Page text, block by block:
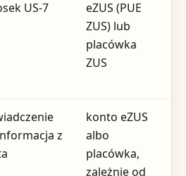
US-7
eZUS (PUE
ZUS) lub
placówka
ZUS
z
konto eZUS
albo
placówka,
zależnie od